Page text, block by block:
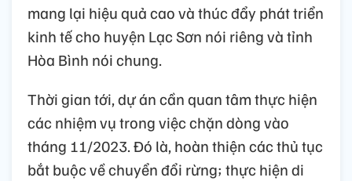
mang lại hiệu quả cao và thúc đẩy phát triển
kinh tế cho huyện Lạc Sơn nói riêng và tỉnh
Hòa Bình nói chung.
Thời gian tới, dự án cần quan tâm thực hiện
các nhiệm vụ trong việc chặn dòng vào
tháng 11/2023. Đó là, hoàn thiện các thủ tục
bắt buộc về chuyển đổi rừng; thực hiện di